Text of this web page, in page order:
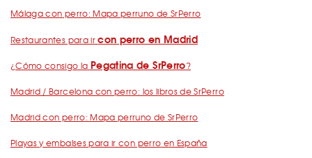
Málaga con perro: Mapa perruno de SrPerro
Restaurantes para ircon perro en Madrid
¿Cómo consigo la Pegatina de SrPerro?
Madrid / Barcelona con perro: los libros de SrPerro
Madrid con perro: Mapa perruno de SrPerro
Playas y embalses para ir con perro en España